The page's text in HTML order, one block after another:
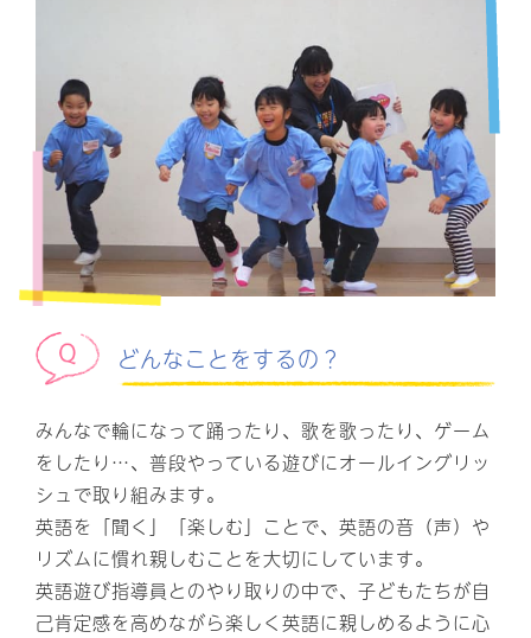
どんなことをするの？
みんなで輪になって踊ったり、歌を歌ったり、ゲーム
をしたり…、普段やっている遊びにオールイングリッ
シュで取り組みます。
英語を「聞く」「楽しむ」ことで、英語の音（声）や
リズムに慣れ親しむことを大切にしています。
英語遊び指導員とのやり取りの中で、子どもたちが自
己肯定感を高めながら楽しく英語に親しめるように心